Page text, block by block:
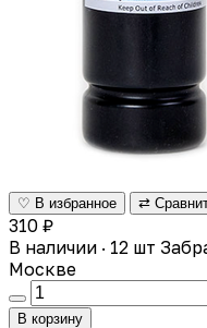
♡ В избранное ⇄
310 ₽
В наличии · 12 шт
Москве
В корзину